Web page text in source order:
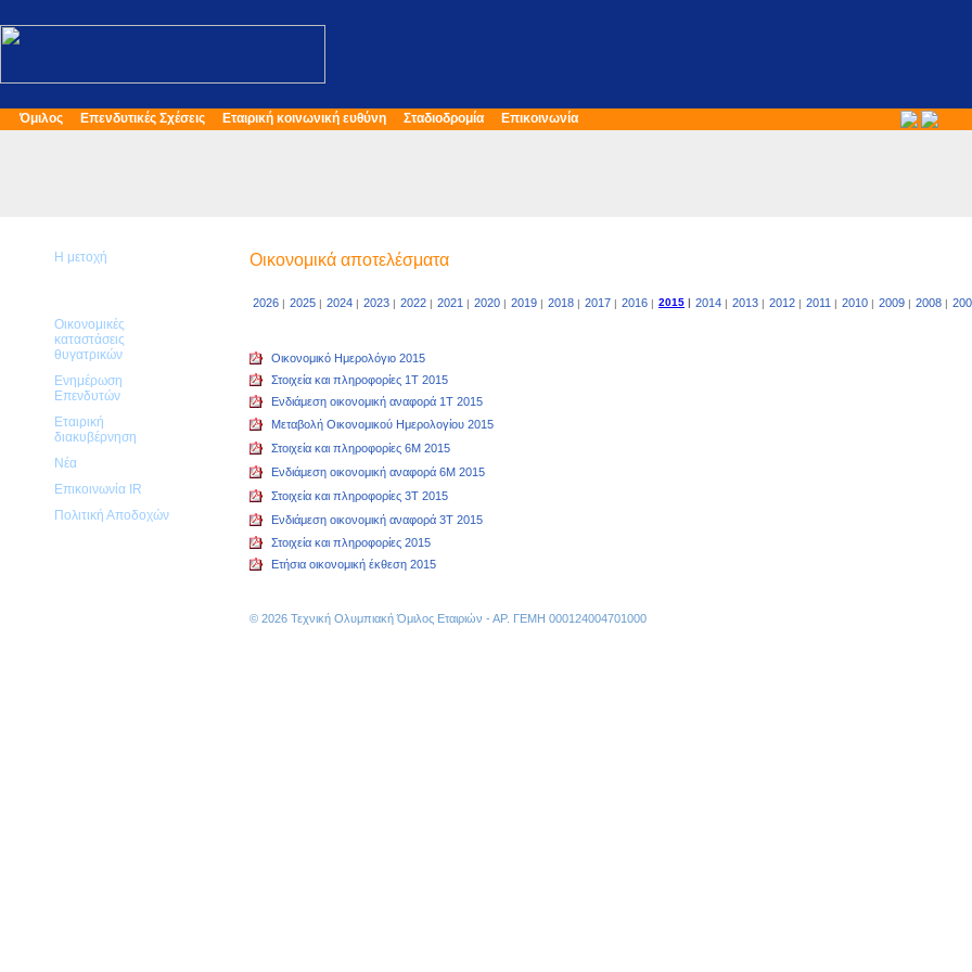
Όμιλος Επενδυτικές Σχέσεις Εταιρική κοινωνική ευθύνη Σταδιοδρομία Επικοινωνία
Η μετοχή
Οικονομικές
καταστάσεις
θυγατρικών
Ενημέρωση
Επενδυτών
Εταιρική
διακυβέρνηση
Νέα
Επικοινωνία IR
Πολιτική Αποδοχών
Οικονομικά αποτελέσματα
2026 | 2025 | 2024 | 2023 | 2022 | 2021 | 2020 | 2019 | 2018 | 2017 | 2016 | 2015 | 2014 | 2013 | 2012 | 2011 | 2010 | 2009 | 2008 |
Οικονομικό Ημερολόγιο 2015
Στοιχεία και πληροφορίες 1T 2015
Ενδιάμεση οικονομική αναφορά 1T 2015
Μεταβολή Οικονομικού Ημερολογίου 2015
Στοιχεία και πληροφορίες 6M 2015
Ενδιάμεση οικονομική αναφορά 6M 2015
Στοιχεία και πληροφορίες 3T 2015
Ενδιάμεση οικονομική αναφορά 3T 2015
Στοιχεία και πληροφορίες 2015
Ετήσια οικονομική έκθεση 2015
© 2026 Τεχνική Ολυμπιακή Όμιλος Εταιριών - ΑΡ. ΓΕΜΗ 000124004701000